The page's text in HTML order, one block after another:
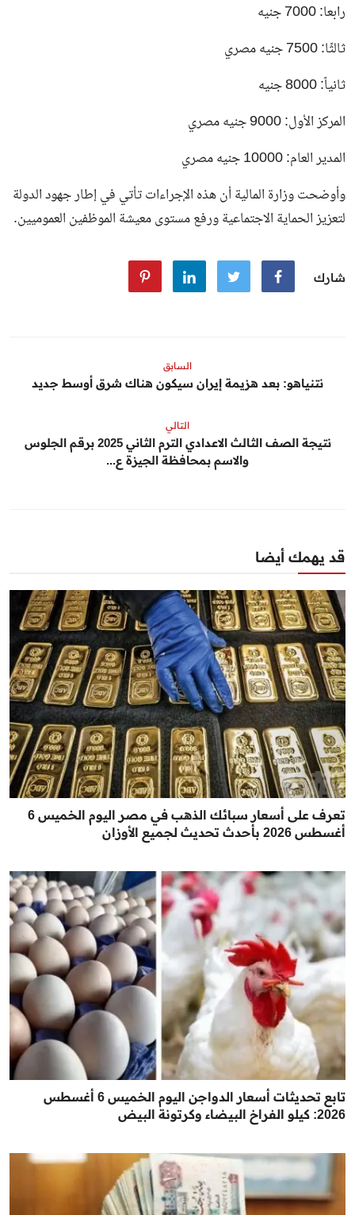
رابعا: 7000 جنيه
ثالثًا: 7500 جنيه مصري
ثانياً: 8000 جنيه
المركز الأول: 9000 جنيه مصري
المدير العام: 10000 جنيه مصري
وأوضحت وزارة المالية أن هذه الإجراءات تأتي في إطار جهود الدولة
لتعزيز الحماية الاجتماعية ورفع مستوى معيشة الموظفين العموميين.
شارك
السابق
نتنياهو: بعد هزيمة إيران سيكون هناك شرق أوسط جديد
التالي
نتيجة الصف الثالث الاعدادي الترم الثاني 2025 برقم الجلوس
والاسم بمحافظة الجيزة ع...
قد يهمك أيضا
تعرف على أسعار سبائك الذهب في مصر اليوم الخميس 6
أغسطس 2026 بأحدث تحديث لجميع الأوزان
تابع تحديثات أسعار الدواجن اليوم الخميس 6 أغسطس
2026: كيلو الفراخ البيضاء وكرتونة البيض